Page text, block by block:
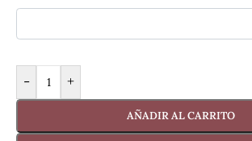
- +
AÑADIR AL CARRITO